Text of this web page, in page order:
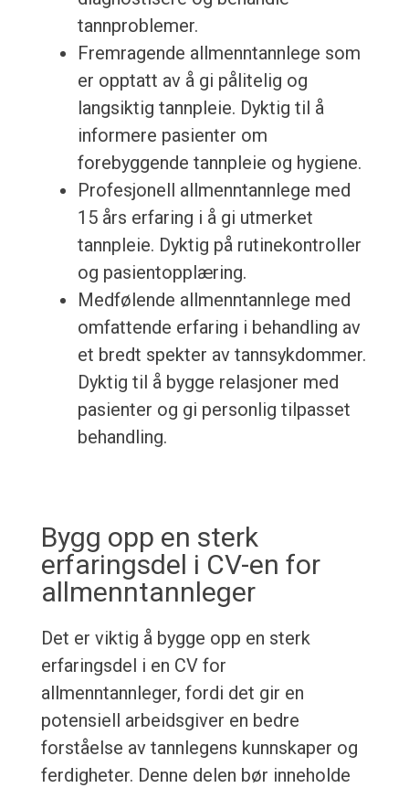
tannproblemer.
Fremragende allmenntannlege som
er opptatt av å gi pålitelig og
langsiktig tannpleie. Dyktig til å
informere pasienter om
forebyggende tannpleie og hygiene.
Profesjonell allmenntannlege med
15 års erfaring i å gi utmerket
tannpleie. Dyktig på rutinekontroller
og pasientopplæring.
Medfølende allmenntannlege med
omfattende erfaring i behandling av
et bredt spekter av tannsykdommer.
Dyktig til å bygge relasjoner med
pasienter og gi personlig tilpasset
behandling.
Bygg opp en sterk
erfaringsdel i CV-en for
allmenntannleger
Det er viktig å bygge opp en sterk
erfaringsdel i en CV for
allmenntannleger, fordi det gir en
potensiell arbeidsgiver en bedre
forståelse av tannlegens kunnskaper og
ferdigheter. Denne delen bør inneholde